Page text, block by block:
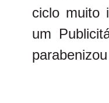
ciclo muito
um